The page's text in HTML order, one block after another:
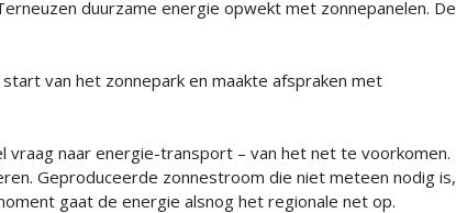
duurzame energie opwekt met zonnepanelen. De
van het zonnepark en maakte afspraken met
vraag naar energie-transport – van het net te voorkomen.
Geproduceerde zonnestroom die niet meteen nodig is,
gaat de energie alsnog het regionale net op.